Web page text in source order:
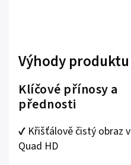
Výhody produktu
Klíčové přínosy a
přednosti
✔️ Křišťálově čistý obraz v
Quad HD